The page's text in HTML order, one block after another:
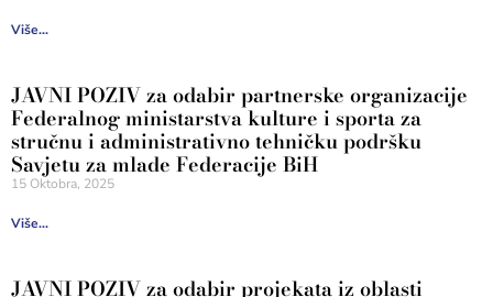
Više...
JAVNI POZIV za odabir partnerske organizacije
Federalnog ministarstva kulture i sporta za
stručnu i administrativno tehničku podršku
Savjetu za mlade Federacije BiH
15 Oktobra, 2025
Više...
JAVNI POZIV za odabir projekata iz oblasti